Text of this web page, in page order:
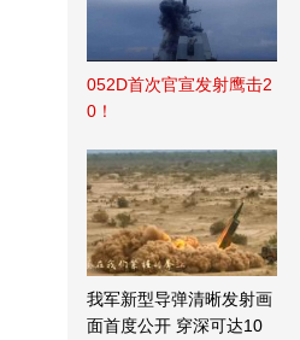
052D首次官宣发射鹰击2
0！
我军新型导弹清晰发射画
面首度公开 穿深可达10